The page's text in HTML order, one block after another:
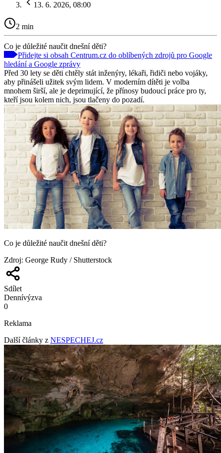
13. 6. 2026, 08:00
2 min
Co je důležité naučit dnešní děti?
Přidejte si obsah Centrum.cz do oblíbených zdrojů pro Google
hledání a Google zprávy
Před 30 lety se děti chtěly stát inženýry, lékaři, řidiči nebo vojáky,
aby přinášeli užitek svým lidem. V moderním dítěti je volba
mnohem širší, ale je deprimující, že přínosy budoucí práce pro ty,
kteří jsou kolem nich, jsou tlačeny do pozadí.
Co je důležité naučit dnešní děti?
Zdroj: George Rudy / Shutterstock
Sdílet
Dennívýzva
0
Reklama
Další články z NESPECHEJ.cz